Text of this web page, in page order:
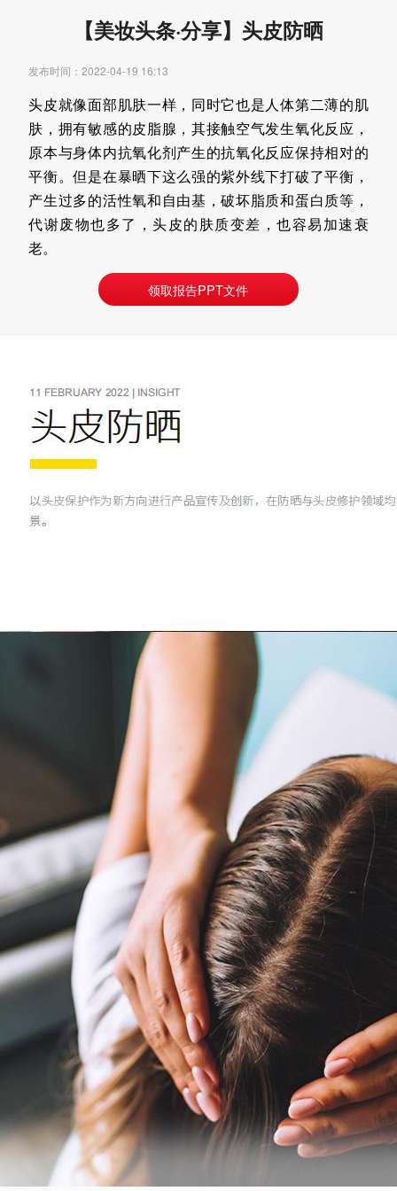
【美妆头条·分享】头皮防晒
发布时间：2022-04-19 16:13
头皮就像面部肌肤一样，同时它也是人体第二薄的肌
肤，拥有敏感的皮脂腺，其接触空气发生氧化反应，
原本与身体内抗氧化剂产生的抗氧化反应保持相对的
平衡。但是在暴晒下这么强的紫外线下打破了平衡，
产生过多的活性氧和自由基，破坏脂质和蛋白质等，
代谢废物也多了，头皮的肤质变差，也容易加速衰
老。
领取报告PPT文件